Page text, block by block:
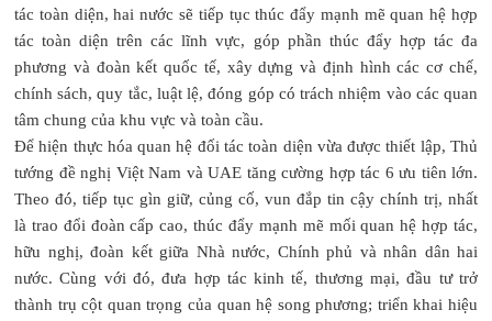
tác toàn diện, hai nước sẽ tiếp tục thúc đẩy mạnh mẽ quan hệ hợp
tác toàn diện trên các lĩnh vực, góp phần thúc đẩy hợp tác đa
phương và đoàn kết quốc tế, xây dựng và định hình các cơ chế,
chính sách, quy tắc, luật lệ, đóng góp có trách nhiệm vào các quan
tâm chung của khu vực và toàn cầu.
Để hiện thực hóa quan hệ đối tác toàn diện vừa được thiết lập, Thủ
tướng đề nghị Việt Nam và UAE tăng cường hợp tác 6 ưu tiên lớn.
Theo đó, tiếp tục gìn giữ, củng cố, vun đắp tin cậy chính trị, nhất
là trao đổi đoàn cấp cao, thúc đẩy mạnh mẽ mối quan hệ hợp tác,
hữu nghị, đoàn kết giữa Nhà nước, Chính phủ và nhân dân hai
nước. Cùng với đó, đưa hợp tác kinh tế, thương mại, đầu tư trở
thành trụ cột quan trọng của quan hệ song phương; triển khai hiệu